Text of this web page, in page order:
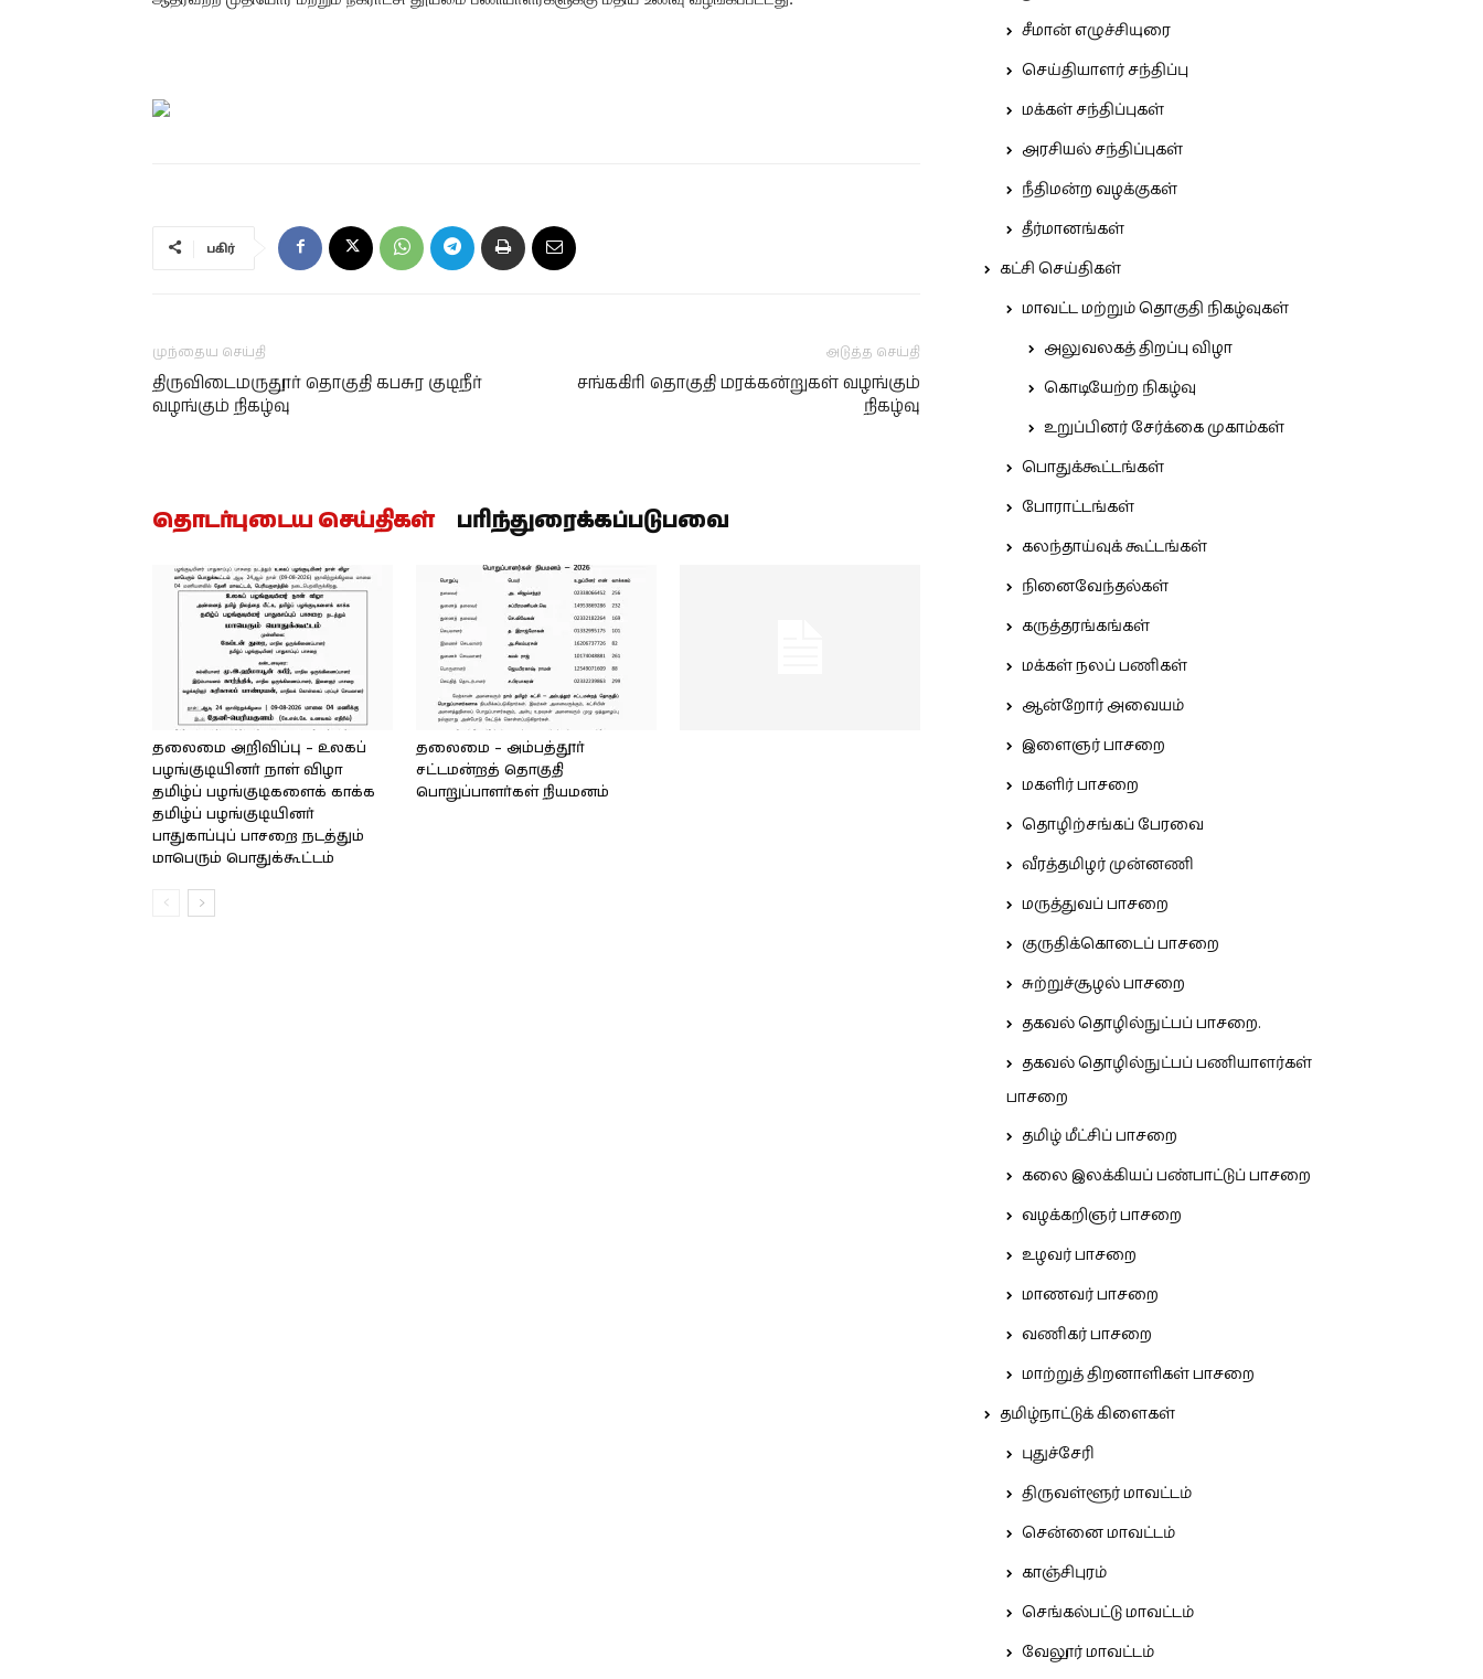
பகிர்
முந்தைய செய்தி
திருவிடைமருதூர் தொகுதி கபசுர குடிநீர்
வழங்கும் நிகழ்வு
அடுத்த செய்தி
சங்ககிரி தொகுதி மரக்கன்றுகள் வழங்கும்
நிகழ்வு
தொடர்புடைய செய்திகள் பரிந்துரைக்கப்படுபவை
தலைமை அறிவிப்பு – உலகப்
பழங்குடியினர் நாள் விழா
தமிழ்ப் பழங்குடிகளைக் காக்க
தமிழ்ப் பழங்குடியினர்
பாதுகாப்புப் பாசறை நடத்தும்
மாபெரும் பொதுக்கூட்டம்
தலைமை – அம்பத்தூர்
சட்டமன்றத் தொகுதி
பொறுப்பாளர்கள் நியமனம்
சீமான் எழுச்சியுரை
செய்தியாளர் சந்திப்பு
மக்கள் சந்திப்புகள்
அரசியல் சந்திப்புகள்
நீதிமன்ற வழக்குகள்
தீர்மானங்கள்
கட்சி செய்திகள்
மாவட்ட மற்றும் தொகுதி நிகழ்வுகள்
அலுவலகத் திறப்பு விழா
கொடியேற்ற நிகழ்வு
உறுப்பினர் சேர்க்கை முகாம்கள்
பொதுக்கூட்டங்கள்
போராட்டங்கள்
கலந்தாய்வுக் கூட்டங்கள்
நினைவேந்தல்கள்
கருத்தரங்கங்கள்
மக்கள் நலப் பணிகள்
ஆன்றோர் அவையம்
இளைஞர் பாசறை
மகளிர் பாசறை
தொழிற்சங்கப் பேரவை
வீரத்தமிழர் முன்னணி
மருத்துவப் பாசறை
குருதிக்கொடைப் பாசறை
சுற்றுச்சூழல் பாசறை
தகவல் தொழில்நுட்பப் பாசறை.
தகவல் தொழில்நுட்பப் பணியாளர்கள்
பாசறை
தமிழ் மீட்சிப் பாசறை
கலை இலக்கியப் பண்பாட்டுப் பாசறை
வழக்கறிஞர் பாசறை
உழவர் பாசறை
மாணவர் பாசறை
வணிகர் பாசறை
மாற்றுத் திறனாளிகள் பாசறை
தமிழ்நாட்டுக் கிளைகள்
புதுச்சேரி
திருவள்ளூர் மாவட்டம்
சென்னை மாவட்டம்
காஞ்சிபுரம்
செங்கல்பட்டு மாவட்டம்
வேலூர் மாவட்டம்